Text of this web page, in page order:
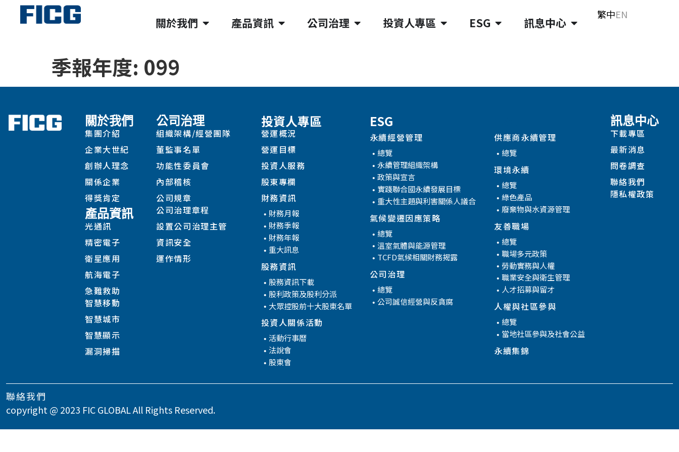
關於我們 產品資訊 公司治理 投資人專區 ESG 訊息中心
繁中EN
季報年度: 099
關於我們
集團介紹
企業大世紀
創辦人理念
關係企業
得獎肯定
產品資訊
光通訊
精密電子
衛星應用
航海電子
急難救助
智慧移動
智慧城市
智慧顯示
漏洞掃描
公司治理
組織架構/經營團隊
董監事名單
功能性委員會
內部稽核
公司規章
公司治理章程
設置公司治理主管
資訊安全
運作情形
投資人專區
營運概況
營運目標
投資人服務
股東專欄
財務資訊
財務月報
財務季報
財務年報
重大訊息
股務資訊
股務資訊下載
股利政策及股利分派
大眾控股前十大股東名單
投資人關係活動
活動行事曆
法說會
股東會
ESG
永續經營管理
總覽
永續管理組織架構
政策與宣言
實踐聯合國永續發展目標
重大性主題與利害關係人議合
氣候變遷因應策略
總覽
溫室氣體與能源管理
TCFD氣候相關財務揭露
公司治理
總覽
公司誠信經營與反貪腐
供應商永續管理
總覽
環境永續
總覽
綠色產品
廢棄物與水資源管理
友善職場
總覽
職場多元政策
勞動實務與人權
職業安全與衛生管理
人才招募與留才
人權與社區參與
總覽
當地社區參與及社會公益
永續集錦
訊息中心
下載專區
最新消息
問卷調查
聯絡我們
隱私權政策
聯絡我們
copyright @ 2023 FIC GLOBAL All Rights Reserved.